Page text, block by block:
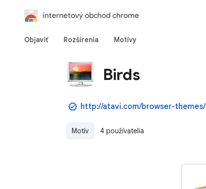
internetový obchod chrome
Objaviť Rozšírenia Motívy
Birds
http://atavi.com/browser-themes/
Motív 4 používatelia